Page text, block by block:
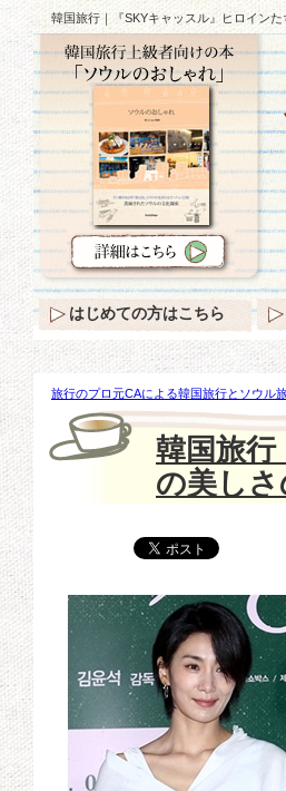
韓国旅行｜『SKYキャッスル』ヒロイン
旅行のプロ元CAによる韓国旅行とソウル
ャッスル』ヒロインたちの美しさのスタ
韓国旅
の美し
はじめての方はこちら